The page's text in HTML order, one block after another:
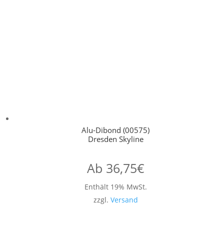
Alu-Dibond (00575)
Dresden Skyline
Ab 36,75€
Enthält 19% MwSt.
zzgl. Versand